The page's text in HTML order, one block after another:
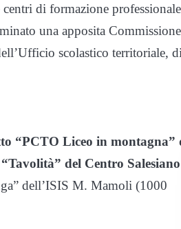
di formazione
una apposita
scolastico territoriale, di
“PCTO Liceo in montagna”
del Centro Salesiano
dell’ISIS M. Mamoli (1000